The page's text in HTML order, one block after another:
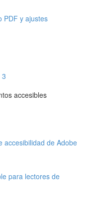
PDF y ajustes
accesibles
accesibilidad de Adobe
para lectores de